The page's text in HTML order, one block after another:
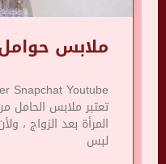
ملابس
تعتبر ملابس الحامل
المرأة بعد الزواج ،
لبس